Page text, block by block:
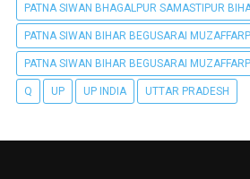
PATNA SIWAN BHAGALPUR SAMASTIPUR
PATNA SIWAN BIHAR BEGUSARAI
PATNA SIWAN BIHAR BEGUSARAI
Q UP UP INDIA UTTAR PRADESH